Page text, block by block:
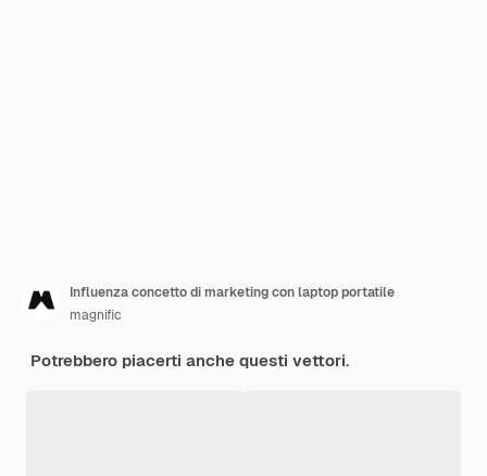
Influenza concetto di marketing con laptop portatile
magnific
Potrebbero piacerti anche questi vettori.